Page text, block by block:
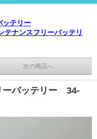
ッテリー
ナンスフリーバッテリ
次の商品へ
ーバッテリー 34-